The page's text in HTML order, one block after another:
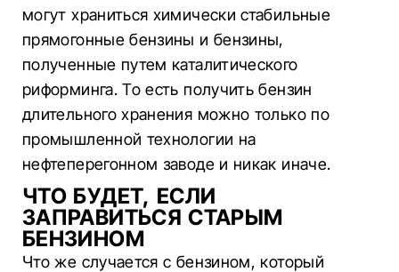
могут храниться химически стабильные
прямогонные бензины и бензины,
полученные путем каталитического
риформинга. То есть получить бензин
длительного хранения можно только по
промышленной технологии на
нефтеперегонном заводе и никак иначе.
ЧТО БУДЕТ, ЕСЛИ
ЗАПРАВИТЬСЯ СТАРЫМ
БЕНЗИНОМ
Что же случается с бензином, который